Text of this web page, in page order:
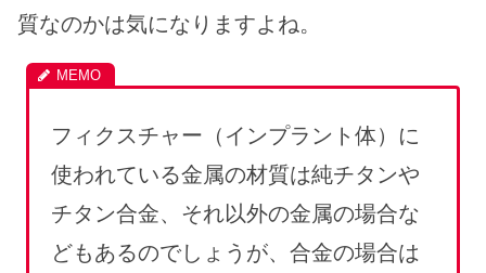
質なのかは気になりますよね。
フィクスチャー（インプラント体）に
使われている金属の材質は純チタンや
チタン合金、それ以外の金属の場合な
どもあるのでしょうが、合金の場合は